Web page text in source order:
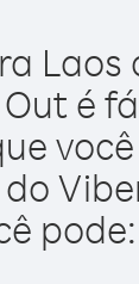
Laos
é
pode: